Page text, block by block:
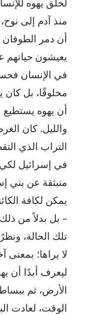
لخلق يهوه
منذ آدم إلى
أن دمر الطوفان
يعيشون حياتهم
في الإنسان
مخلوقًا، بل كان
أن يهوه
والليل. كان
التراب الذي
في إسرائيل
منبثقة عن بني
يمكن لكافة
– بل بدلاً من
تلك الحالة،
لا يراها؛
ليعرف أبدًا أن
الأرض، ثم
الوقت، لعادت